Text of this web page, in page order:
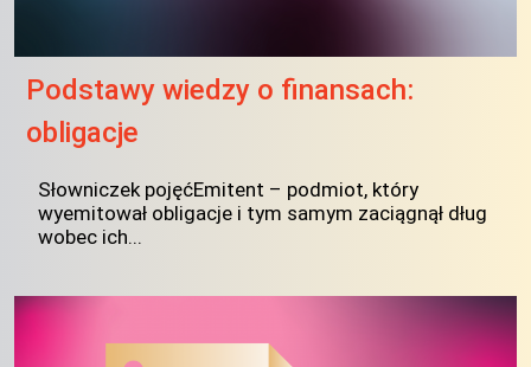
Podstawy wiedzy o finansach:
obligacje
Słowniczek pojęćEmitent – podmiot, który
wyemitował obligacje i tym samym zaciągnął dług
wobec ich...